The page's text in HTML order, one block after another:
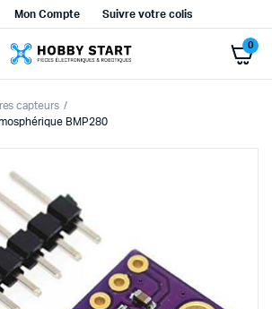
Mon Compte Suivre votre colis
0
capteurs
BMP280